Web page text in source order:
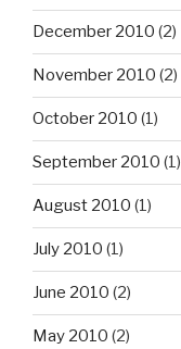
December 2010 (2)
November 2010 (2)
October 2010 (1)
September 2010 (1)
August 2010 (1)
July 2010 (1)
June 2010 (2)
May 2010 (2)